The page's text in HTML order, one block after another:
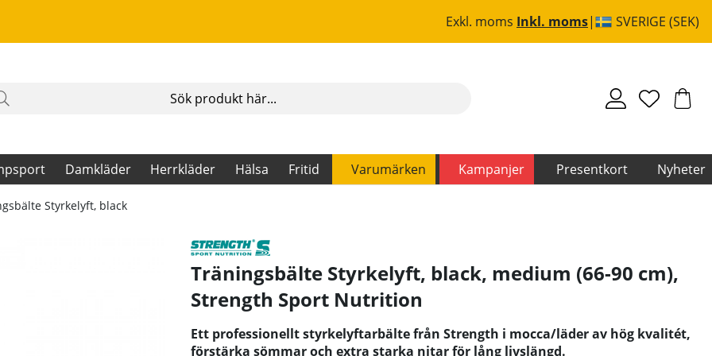
Exkl. moms Inkl. moms SVERIGE (SEK)
Damkläder Herrkläder Hälsa Fritid Varumärken Kampanjer Presentkort Nyheter
Styrkelyft, black
Träningsbälte Styrkelyft, black, medium (66-90 cm),
Strength Sport Nutrition
Ett professionellt styrkelyftarbälte från Strength i mocca/läder av hög kvalitét,
förstärka sömmar och extra starka nitar för lång livslängd.